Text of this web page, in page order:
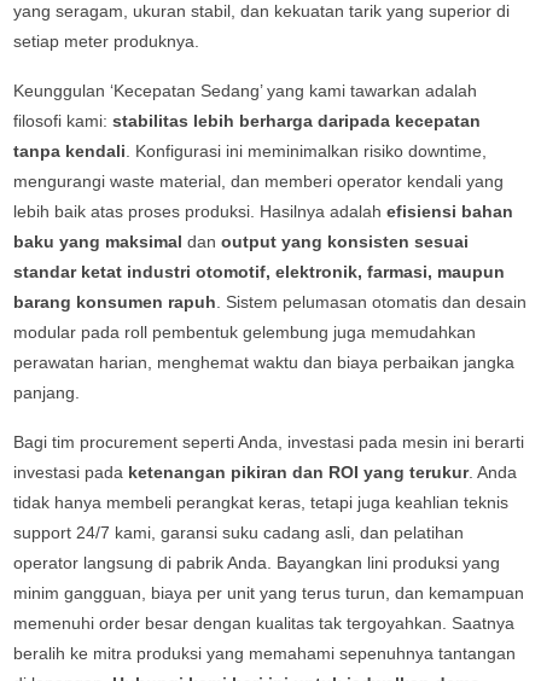
yang seragam, ukuran stabil, dan kekuatan tarik yang superior di
setiap meter produknya.
Keunggulan ‘Kecepatan Sedang’ yang kami tawarkan adalah
filosofi kami:stabilitas lebih berharga daripada kecepatan
tanpa kendali. Konfigurasi ini meminimalkan risiko downtime,
mengurangi waste material, dan memberi operator kendali yang
lebih baik atas proses produksi. Hasilnya adalahefisiensi bahan
baku yang maksimal danoutput yang konsisten sesuai
standar ketat industri otomotif, elektronik, farmasi, maupun
barang konsumen rapuh. Sistem pelumasan otomatis dan desain
modular pada roll pembentuk gelembung juga memudahkan
perawatan harian, menghemat waktu dan biaya perbaikan jangka
panjang.
Bagi tim procurement seperti Anda, investasi pada mesin ini berarti
investasi pada ketenangan pikiran dan ROI yang terukur. Anda
tidak hanya membeli perangkat keras, tetapi juga keahlian teknis
support 24/7 kami, garansi suku cadang asli, dan pelatihan
operator langsung di pabrik Anda. Bayangkan lini produksi yang
minim gangguan, biaya per unit yang terus turun, dan kemampuan
memenuhi order besar dengan kualitas tak tergoyahkan. Saatnya
beralih ke mitra produksi yang memahami sepenuhnya tantangan